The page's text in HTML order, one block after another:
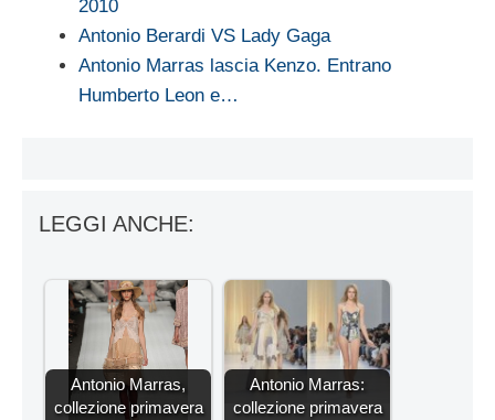
2010
Antonio Berardi VS Lady Gaga
Antonio Marras lascia Kenzo. Entrano
Humberto Leon e…
LEGGI ANCHE:
Antonio Marras,
collezione primavera
Antonio Marras:
collezione primavera